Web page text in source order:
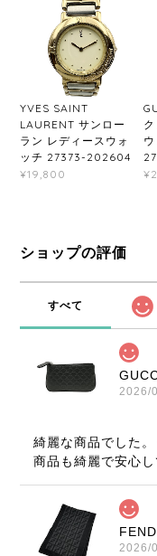
YVES SAINT
LAURENT サンロー
ラン レディースウォ
ッチ 27373-202604
¥19,800
ショップの評価
すべて
2026/
綺麗な商品でした
商品も綺麗で安心し
2026/